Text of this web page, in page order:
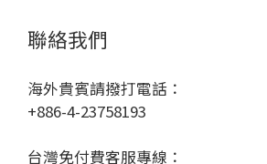
聯絡我們
海外貴賓請撥打電話：
+886-4-23758193
台灣免付費客服專線：